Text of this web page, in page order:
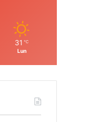
31 ℃
Lun